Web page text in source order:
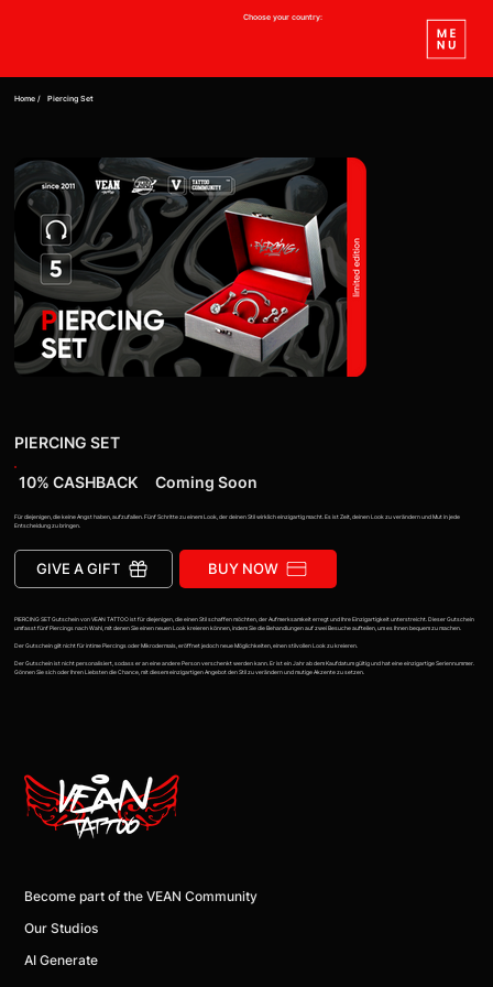
Choose your country:
Home / Piercing Set
PIERCING SET
10% CASHBACK Coming Soon
Für diejenigen, die keine Angst haben, aufzufallen. Fünf Schritte zu einem Look, der deinen Stil wirklich einzigartig macht. Es ist Zeit, deinen Look zu verändern und Mut in jede
Entscheidung zu bringen.
GIVE A GIFT BUY NOW
PIERCING SET Gutschein von VEAN TATTOO ist für diejenigen, die einen Stil schaffen möchten, der Aufmerksamkeit erregt und Ihre Einzigartigkeit unterstreicht. Dieser Gutschein
umfasst fünf Piercings nach Wahl, mit denen Sie einen neuen Look kreieren können, indem Sie die Behandlungen auf zwei Besuche aufteilen, um es Ihnen bequem zu machen.
Der Gutschein gilt nicht für intime Piercings oder Mikrodermals, eröffnet jedoch neue Möglichkeiten, einen stilvollen Look zu kreieren.
Der Gutschein ist nicht personalisiert, sodass er an eine andere Person verschenkt werden kann. Er ist ein Jahr ab dem Kaufdatum gültig und hat eine einzigartige Seriennummer.
Gönnen Sie sich oder Ihren Liebsten die Chance, mit diesem einzigartigen Angebot den Stil zu verändern und mutige Akzente zu setzen.
Become part of the VEAN Community
Our Studios
AI Generate